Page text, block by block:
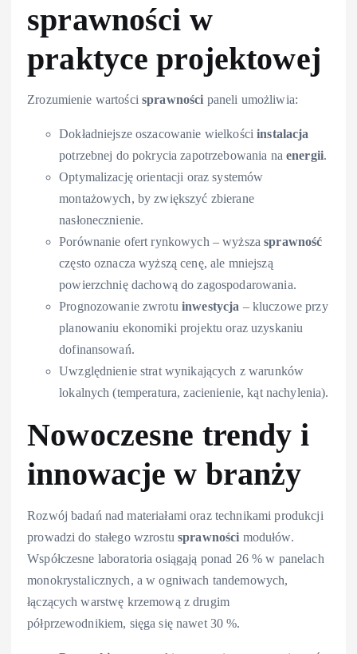
sprawności w
praktyce projektowej
Zrozumienie wartościsprawności paneli umożliwia:
Dokładniejsze oszacowanie wielkościinstalacja
potrzebnej do pokrycia zapotrzebowania na energii.
Optymalizację orientacji oraz systemów
montażowych, by zwiększyć zbierane
nasłonecznienie.
Porównanie ofert rynkowych – wyższasprawność
często oznacza wyższą cenę, ale mniejszą
powierzchnię dachową do zagospodarowania.
Prognozowanie zwrotuinwestycja – kluczowe przy
planowaniu ekonomiki projektu oraz uzyskaniu
dofinansowań.
Uwzględnienie strat wynikających z warunków
lokalnych (temperatura, zacienienie, kąt nachylenia).
Nowoczesne trendy i
innowacje w branży
Rozwój badań nad materiałami oraz technikami produkcji
prowadzi do stałego wzrostusprawności modułów.
Współczesne laboratoria osiągają ponad 26 % w panelach
monokrystalicznych, a w ogniwach tandemowych,
łączących warstwę krzemową z drugim
półprzewodnikiem, sięga się nawet 30 %.